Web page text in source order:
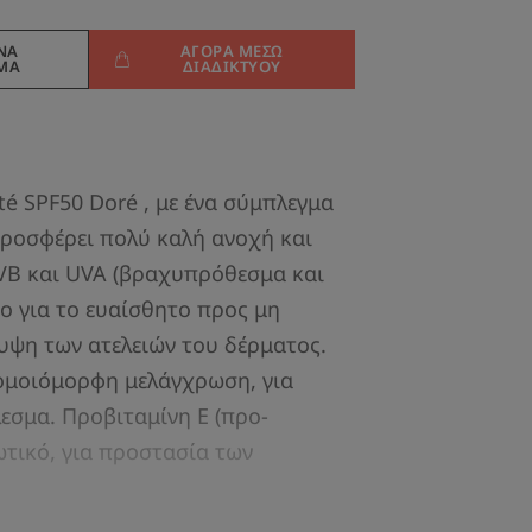
ΑΓΟΡΆ ΜΈΣΩ
ΔΙΑΔΙΚΤΎΟΥ
SPF50 Doré , με ένα σύμπλεγμα
πολύ καλή ανοχή και
και UVA (βραχυπρόθεσμα και
για το ευαίσθητο προς μη
των ατελειών του δέρματος.
μελάγχρωση, για
Προβιταμίνη Ε (προ-
για προστασία των